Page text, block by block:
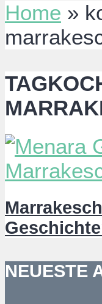
Home »
NEUESTE